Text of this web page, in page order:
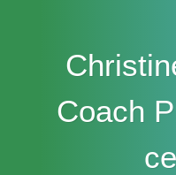
Coach